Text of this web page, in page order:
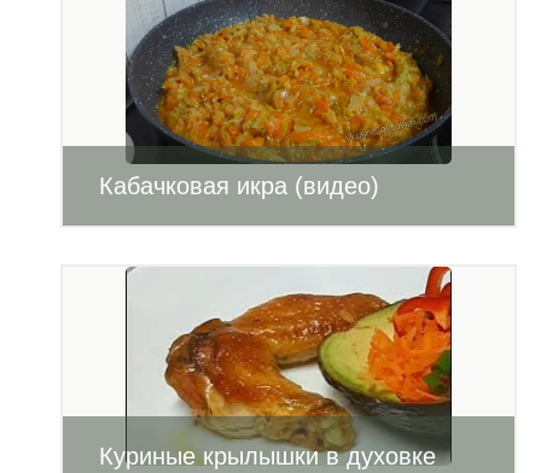
Кабачковая икра (видео)
Куриные крылышки в духовке